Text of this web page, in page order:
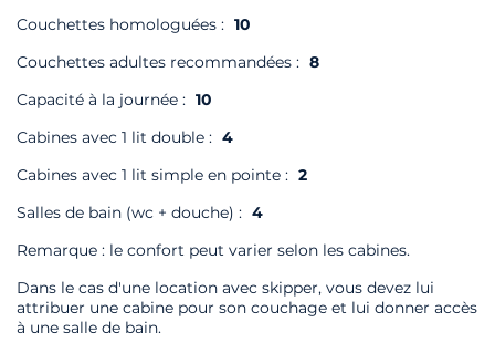
Couchettes homologuées : 10
Couchettes adultes recommandées : 8
Capacité à la journée : 10
Cabines avec 1 lit double : 4
Cabines avec 1 lit simple en pointe : 2
Salles de bain (wc + douche) : 4
Remarque : le confort peut varier selon les cabines.
Dans le cas d'une location avec skipper, vous devez lui
attribuer une cabine pour son couchage et lui donner accès
à une salle de bain.